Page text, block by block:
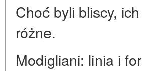
Choć byli bliscy,
różne.
Modigliani: linia i